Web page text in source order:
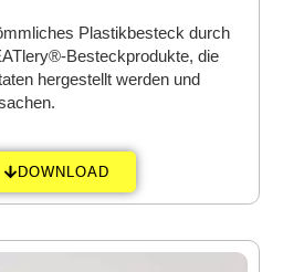
Plastikbesteck durch
Besteckprodukte, die
hergestellt werden und
DOWNLOAD